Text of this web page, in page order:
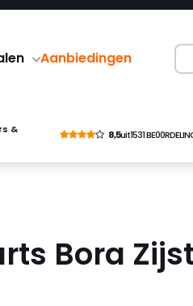
Aanbiedingen
&
8,5uit1531
Bora